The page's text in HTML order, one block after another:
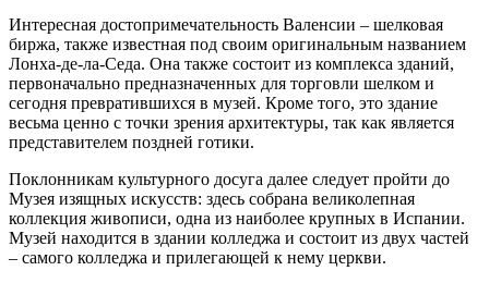
Интересная достопримечательность Валенсии – шелковая
биржа, также известная под своим оригинальным названием
Лонха-де-ла-Седа. Она также состоит из комплекса зданий,
первоначально предназначенных для торговли шелком и
сегодня превратившихся в музей. Кроме того, это здание
весьма ценно с точки зрения архитектуры, так как является
представителем поздней готики.
Поклонникам культурного досуга далее следует пройти до
Музея изящных искусств: здесь собрана великолепная
коллекция живописи, одна из наиболее крупных в Испании.
Музей находится в здании колледжа и состоит из двух частей
– самого колледжа и прилегающей к нему церкви.